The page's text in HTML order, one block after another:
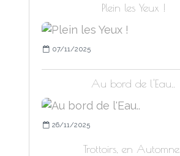
Plein les Yeux !
07/11/2025
Au bord de l'Eau..
26/11/2025
Trottoirs, en Automne..